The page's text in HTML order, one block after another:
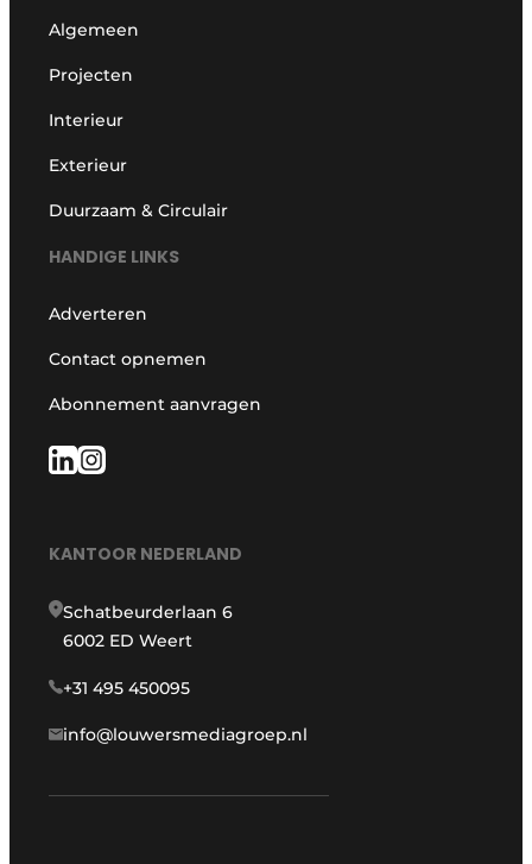
Algemeen
Projecten
Interieur
Exterieur
Duurzaam & Circulair
HANDIGE LINKS
Adverteren
Contact opnemen
Abonnement aanvragen
KANTOOR NEDERLAND
Schatbeurderlaan 6
6002 ED Weert
+31 495 450095
info@louwersmediagroep.nl